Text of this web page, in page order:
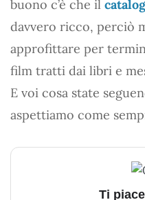
buono c’è che il
davvero ricco, perciò
approfittare per
film tratti dai libri e
E voi cosa state
aspettiamo come
Ti